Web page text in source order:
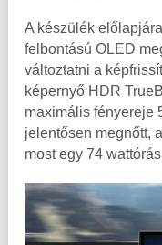
A készülék
felbontású OLED
változtatni a
képernyő HDR
maximális fényereje
jelentősen megnőtt,
most egy 74